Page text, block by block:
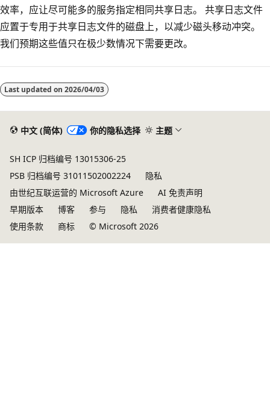
效率，应让尽可能多的服务指定相同共享日志。 共享日志文件
应置于专用于共享日志文件的磁盘上，以减少磁头移动冲突。
我们预期这些值只在极少数情况下需要更改。
Last updated on 2026/04/03
中文 (简体) 你的隐私选择 主题
SH ICP 归档编号 13015306-25
PSB 归档编号 31011502002224
隐私
由世纪互联运营的 Microsoft Azure
AI 免责声明
早期版本
博客 参与 隐私
消费者健康隐私
使用条款
商标 © Microsoft 2026